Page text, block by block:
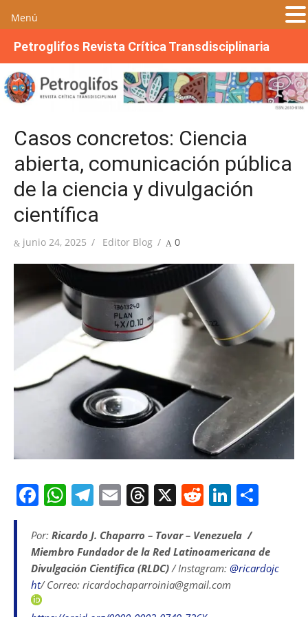
Petroglifos Revista Crítica Transdisciplinaria
Casos concretos: Ciencia
abierta, comunicación pública
de la ciencia y divulgación
científica
Publicada
junio 24, 2025 Autor
Editor Blog 0
F
c
e
b
o
W
at
s
A
T
e
gr
a
E
ai
l
T
re
a
d
X R
d
di
t
Li
k
e
dI
e
Por: Ricardo J. Chaparro – Tovar – Venezuela /
Miembro Fundador de la Red Latinoamericana de
Divulgación Científica (RLDC) / Instagram: @ricardojc
ht/ Correo: ricardochaparroinia@gmail.com
Menú